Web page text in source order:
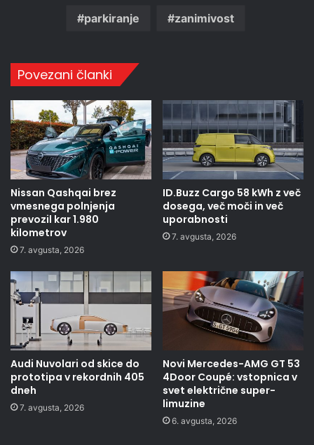
parkiranje zanimivost
Povezani članki
Nissan Qashqai brez
vmesnega polnjenja
prevozil kar 1.980
kilometrov
7. avgusta, 2026
ID.Buzz Cargo 58 kWh z več
dosega, več moči in več
uporabnosti
7. avgusta, 2026
Audi Nuvolari od skice do
prototipa v rekordnih 405
dneh
7. avgusta, 2026
Novi Mercedes-AMG GT 53
4Door Coupé: vstopnica v
svet električne super-
limuzine
6. avgusta, 2026